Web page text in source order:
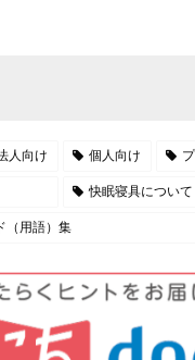
人向け 個人向け
快眠寝具について
（用語）集